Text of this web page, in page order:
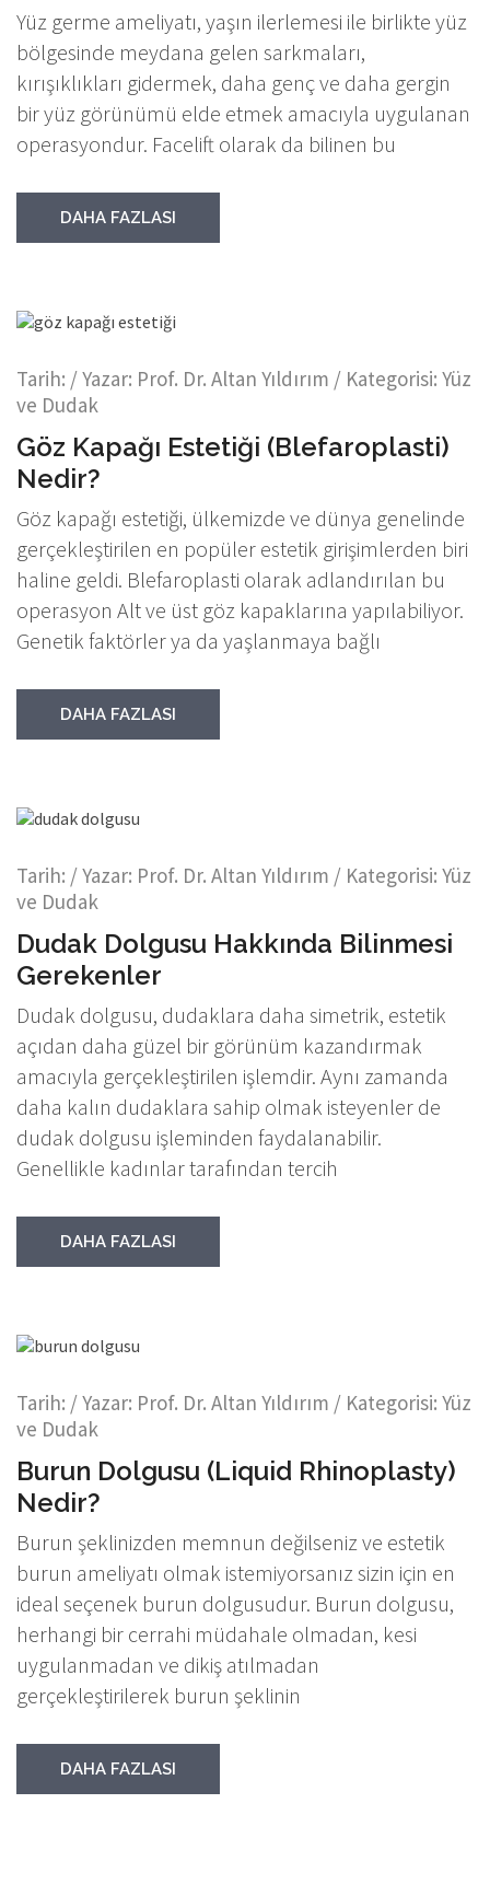
Yüz germe ameliyatı, yaşın ilerlemesi ile birlikte yüz
bölgesinde meydana gelen sarkmaları,
kırışıklıkları gidermek, daha genç ve daha gergin
bir yüz görünümü elde etmek amacıyla uygulanan
operasyondur. Facelift olarak da bilinen bu
DAHA FAZLASI
Tarih: / Yazar: Prof. Dr. Altan Yıldırım / Kategorisi: Yüz
ve Dudak
Göz Kapağı Estetiği (Blefaroplasti)
Nedir?
Göz kapağı estetiği, ülkemizde ve dünya genelinde
gerçekleştirilen en popüler estetik girişimlerden biri
haline geldi. Blefaroplasti olarak adlandırılan bu
operasyon Alt ve üst göz kapaklarına yapılabiliyor.
Genetik faktörler ya da yaşlanmaya bağlı
DAHA FAZLASI
Tarih: / Yazar: Prof. Dr. Altan Yıldırım / Kategorisi: Yüz
ve Dudak
Dudak Dolgusu Hakkında Bilinmesi
Gerekenler
Dudak dolgusu, dudaklara daha simetrik, estetik
açıdan daha güzel bir görünüm kazandırmak
amacıyla gerçekleştirilen işlemdir. Aynı zamanda
daha kalın dudaklara sahip olmak isteyenler de
dudak dolgusu işleminden faydalanabilir.
Genellikle kadınlar tarafından tercih
DAHA FAZLASI
Tarih: / Yazar: Prof. Dr. Altan Yıldırım / Kategorisi: Yüz
ve Dudak
Burun Dolgusu (Liquid Rhinoplasty)
Nedir?
Burun şeklinizden memnun değilseniz ve estetik
burun ameliyatı olmak istemiyorsanız sizin için en
ideal seçenek burun dolgusudur. Burun dolgusu,
herhangi bir cerrahi müdahale olmadan, kesi
uygulanmadan ve dikiş atılmadan
gerçekleştirilerek burun şeklinin
DAHA FAZLASI